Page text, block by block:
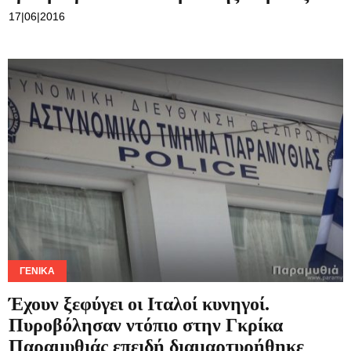
17|06|2016
ΓΕΝΙΚΆ
Έχουν ξεφύγει οι Ιταλοί κυνηγοί.
Πυροβόλησαν ντόπιο στην Γκρίκα
Παραμυθιάς επειδή διαμαρτυρήθηκε